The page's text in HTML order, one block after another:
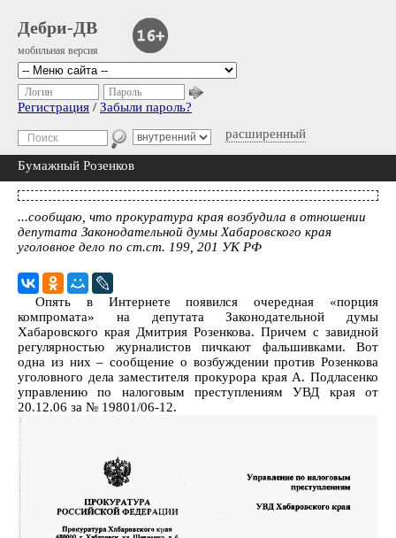
Дебри-ДВ
мобильная версия
расширенный
Логин Пароль
Регистрация / Забыли пароль?
Бумажный Розенков
...сообщаю, что прокуратура края возбудила в отношении
депутата Законодательной думы Хабаровского края
уголовное дело по ст.ст. 199, 201 УК РФ
Опять в Интернете появился очередная «порция
компромата» на депутата Законодательной думы
Хабаровского края Дмитрия Розенкова. Причем с завидной
регулярностью журналистов пичкают фальшивками. Вот
одна из них – сообщение о возбуждении против Розенкова
уголовного дела заместителя прокурора края А. Подласенко
управлению по налоговым преступлениям УВД края от
20.12.06 за № 19801/06-12.